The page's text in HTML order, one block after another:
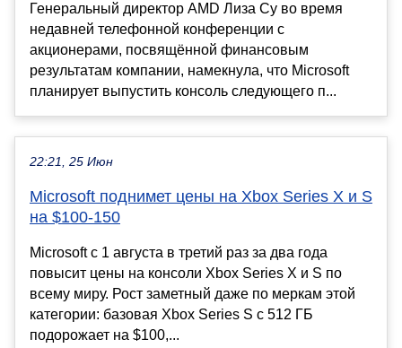
Генеральный директор AMD Лиза Су во время
недавней телефонной конференции с
акционерами, посвящённой финансовым
результатам компании, намекнула, что Microsoft
планирует выпустить консоль следующего п...
22:21, 25 Июн
Microsoft поднимет цены на Xbox Series X и S
на $100-150
Microsoft с 1 августа в третий раз за два года
повысит цены на консоли Xbox Series X и S по
всему миру. Рост заметный даже по меркам этой
категории: базовая Xbox Series S с 512 ГБ
подорожает на $100,...